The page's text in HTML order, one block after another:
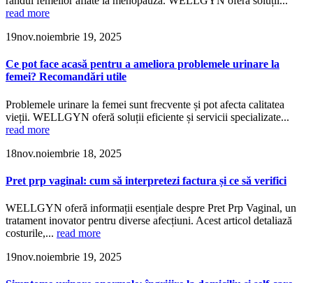
read more
19nov.noiembrie 19, 2025
Ce pot face acasă pentru a ameliora problemele urinare la
femei? Recomandări utile
Problemele urinare la femei sunt frecvente și pot afecta calitatea
vieții. WELLGYN oferă soluții eficiente și servicii specializate...
read more
18nov.noiembrie 18, 2025
Pret prp vaginal: cum să interpretezi factura și ce să verifici
WELLGYN oferă informații esențiale despre Pret Prp Vaginal, un
tratament inovator pentru diverse afecțiuni. Acest articol detaliază
costurile,... read more
19nov.noiembrie 19, 2025